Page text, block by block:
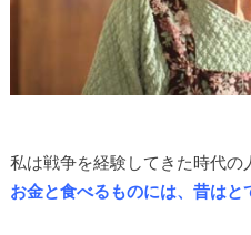
私は戦争を経験してきた時代の
お金と食べるものには、昔はと